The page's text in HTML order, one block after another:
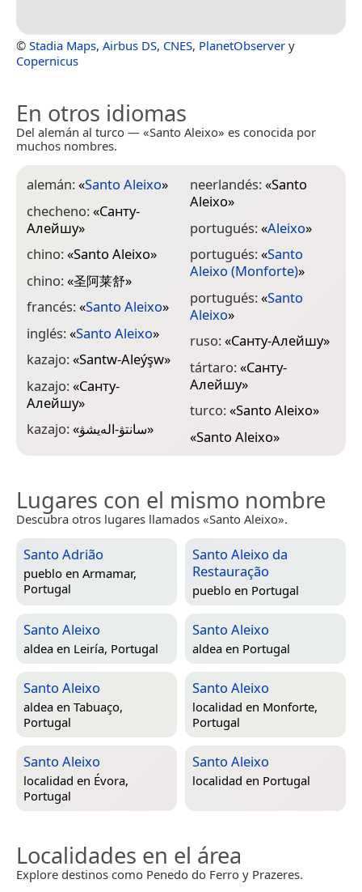
© Stadia Maps, Airbus DS, CNES, PlanetObserver y
Copernicus
En otros idiomas
Del alemán al turco — «Santo Aleixo» es conocida por
muchos nombres.
alemán:«Santo Aleixo»
checheno:«Санту-
Алейшу»
chino:«Santo Aleixo»
chino:«圣阿莱舒»
francés:«Santo Aleixo»
inglés:«Santo Aleixo»
kazajo:«Santw-Aleýşw»
kazajo:«Санту-
Алейшу»
kazajo:«سانتۋ-الەيشۋ»
neerlandés:«Santo
Aleixo»
portugués:«Aleixo»
portugués:«Santo
Aleixo (Monforte)»
portugués:«Santo
Aleixo»
ruso:«Санту-Алейшу»
tártaro:«Санту-
Алейшу»
turco:«Santo Aleixo»
«Santo Aleixo»
Lugares con el mismo nombre
Descubra otros lugares llamados «Santo Aleixo».
Santo Adrião
pueblo en Armamar,
Portugal
Santo Aleixo da
Restauração
pueblo en Portugal
Santo Aleixo
aldea en Leiría, Portugal
Santo Aleixo
aldea en Portugal
Santo Aleixo
aldea en Tabuaço,
Portugal
Santo Aleixo
localidad en Monforte,
Portugal
Santo Aleixo
localidad en Évora,
Portugal
Santo Aleixo
localidad en Portugal
Localidades en el área
Explore destinos como Penedo do Ferro y Prazeres.